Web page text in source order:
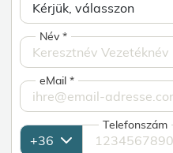
Név*
eMail*
Telefonszám